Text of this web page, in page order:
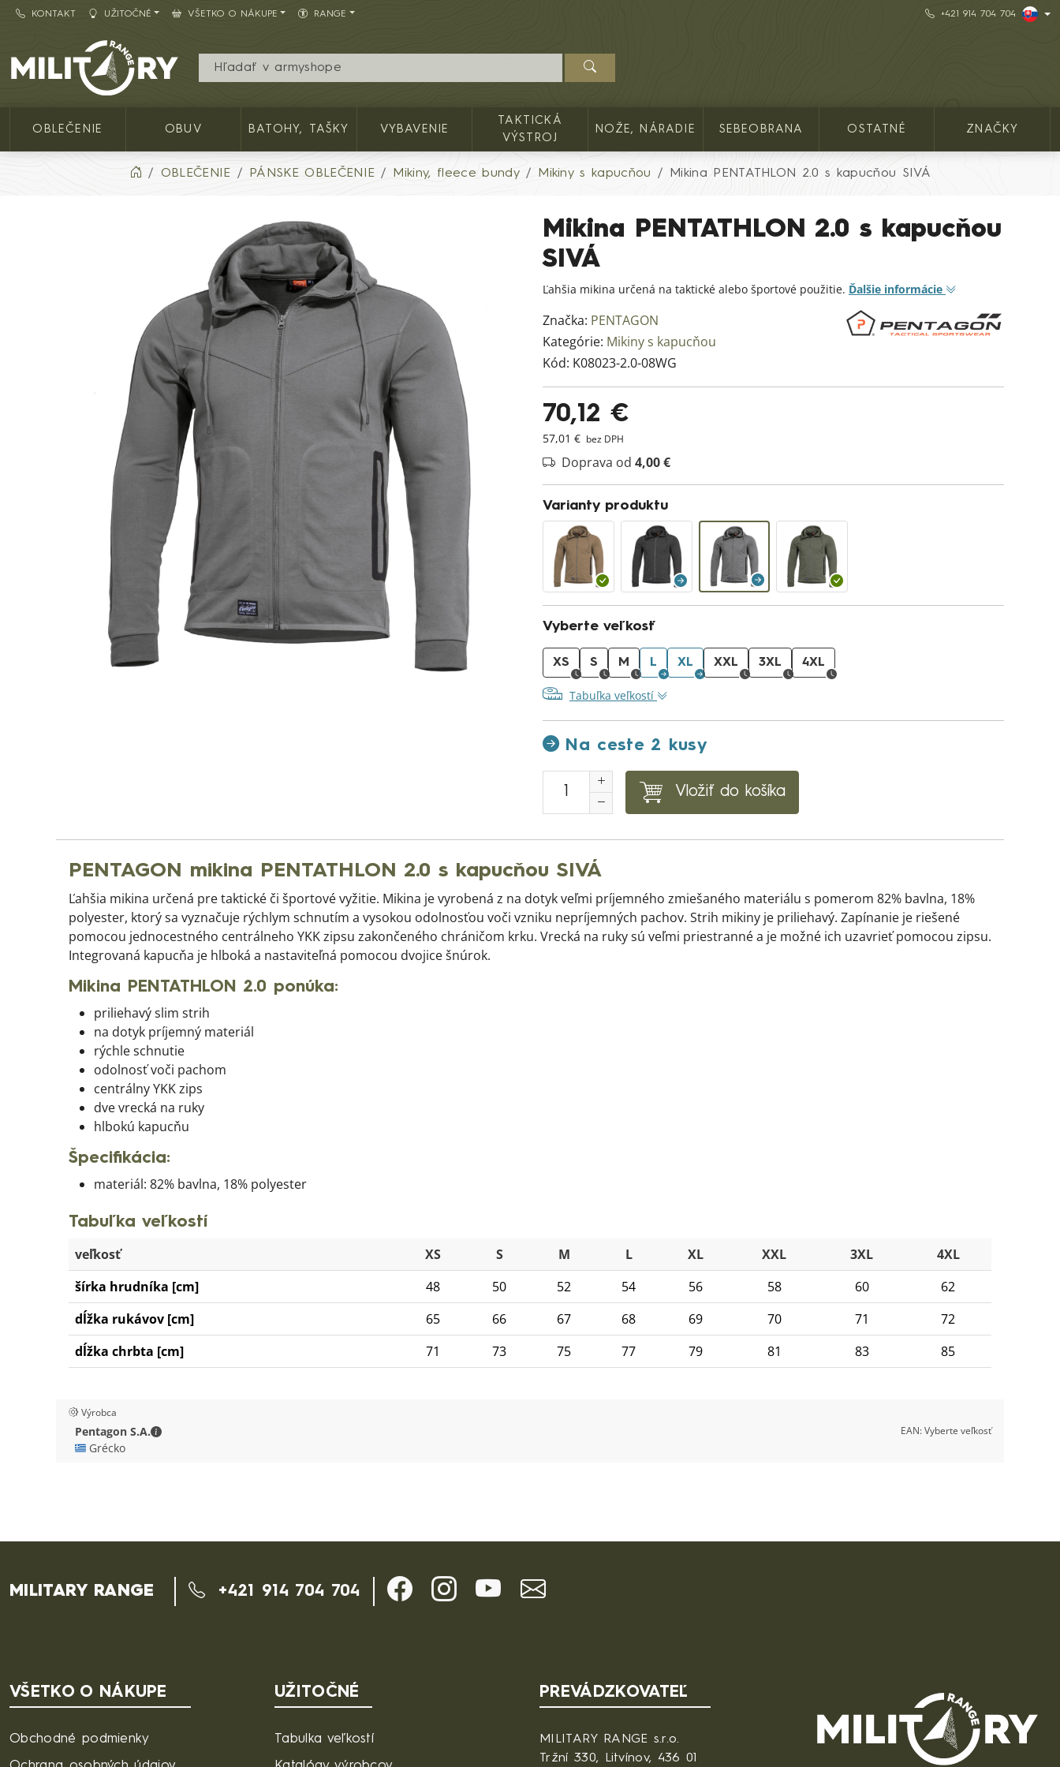
KONTAKT UŽITOČNÉ VŠETKO O NÁKUPE RANGE +421 914 704 704
Army shop MILITARY RANGE SK
OBLEČENIE OBUV BATOHY, TAŠKY VYBAVENIE
TAKTICKÁ
VÝSTROJ
NOŽE, NÁRADIE SEBEOBRANA OSTATNÉ ZNAČKY
OBLEČENIE PÁNSKE OBLEČENIE Mikiny, fleece bundy Mikiny s kapucňou Mikina PENTATHLON 2.0 s kapucňou SIVÁ
Mikina PENTATHLON 2.0 s kapucňou
SIVÁ
Ľahšia mikina určená na taktické alebo športové použitie. Ďalšie informácie
Značka: PENTAGON
Kategórie: Mikiny s kapucňou
Kód: K08023-2.0-08WG
70,12 €
57,01 € bez DPH
Doprava od 4,00 €
Varianty produktu
Vyberte veľkosť
XS S M L XL XXL 3XL 4XL
Tabuľka veľkostí
Na ceste 2 kusy
Vložiť do košíka
PENTAGON mikina PENTATHLON 2.0 s kapucňou SIVÁ
Ľahšia mikina určená pre taktické či športové vyžitie. Mikina je vyrobená z na dotyk veľmi príjemného zmiešaného materiálu s pomerom 82% bavlna, 18%
polyester, ktorý sa vyznačuje rýchlym schnutím a vysokou odolnosťou voči vzniku nepríjemných pachov. Strih mikiny je priliehavý. Zapínanie je riešené
pomocou jednocestného centrálneho YKK zipsu zakončeného chráničom krku. Vrecká na ruky sú veľmi priestranné a je možné ich uzavrieť pomocou zipsu.
Integrovaná kapucňa je hlboká a nastaviteľná pomocou dvojice šnúrok.
Mikina PENTATHLON 2.0 ponúka:
priliehavý slim strih
na dotyk príjemný materiál
rýchle schnutie
odolnosť voči pachom
centrálny YKK zips
dve vrecká na ruky
hlbokú kapucňu
Špecifikácia:
materiál: 82% bavlna, 18% polyester
Tabuľka veľkostí
veľkosť XS S M L XL XXL 3XL
4XL
šírka hrudníka [cm]
48 50 52 54 56 58 60
62
dĺžka rukávov [cm]
65 66 67 68 69 70 71
72
dĺžka chrbta [cm]
71 73 75 77 79 81 83 85
Výrobca
Pentagon S.A.
Pentagon S.A. - Kontaktné údaje
🇬🇷 Grécko
EAN:Vyberte veľkosť
MILITARY RANGE +421 914 704 704
VŠETKO O NÁKUPE
Obchodné podmienky
UŽITOČNÉ
Tabulka veľkostí
PREVÁDZKOVATEĽ
MILITARY RANGE s.r.o.
Tržní 330, Litvínov, 436 01